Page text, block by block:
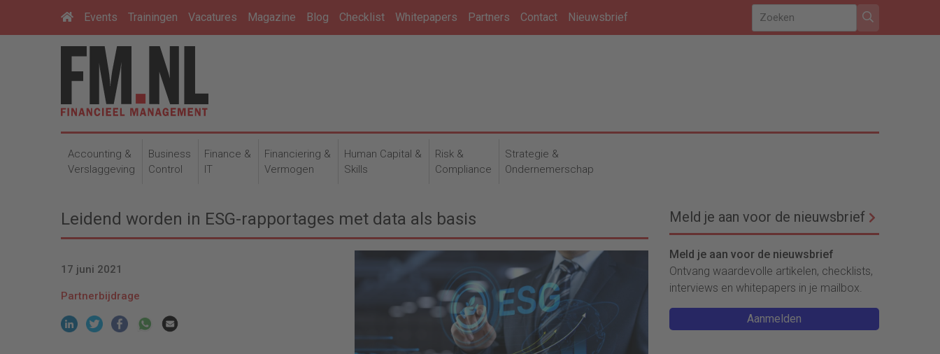
Events Trainingen Vacatures Magazine Blog Checklist Whitepapers Partners Contact Nieuwsbrief
Accounting &
Verslaggeving
Business
Control
Finance &
IT
Financiering &
Vermogen
Human Capital &
Skills
Risk &
Compliance
Strategie &
Ondernemerschap
Leidend worden in ESG-rapportages met data als basis
17 juni 2021
Partnerbijdrage
Meld je aan voor de nieuwsbrief
Meld je aan voor de nieuwsbrief
Ontvang waardevolle artikelen, checklists,
interviews en whitepapers in je mailbox.
Aanmelden